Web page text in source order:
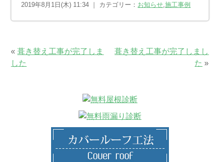
2019年8月1日(木) 11:34 ｜ カテゴリー： お知らせ,施工事例
«葺き替え工事が完了しま
した
葺き替え工事が完了しまし
た »